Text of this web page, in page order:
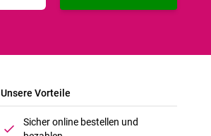
Unsere Vorteile
Sicher online bestellen und